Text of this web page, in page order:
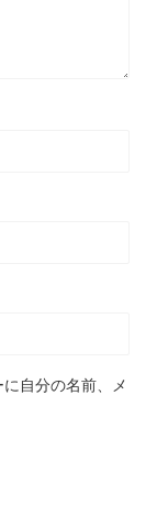
自分の名前、メ